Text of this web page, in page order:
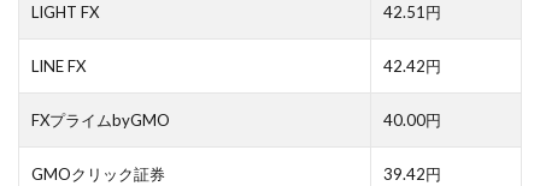
LIGHT FX 42.51円
LINE FX 42.42円
FXプライムbyGMO 40.00円
GMOクリック証券 39.42円